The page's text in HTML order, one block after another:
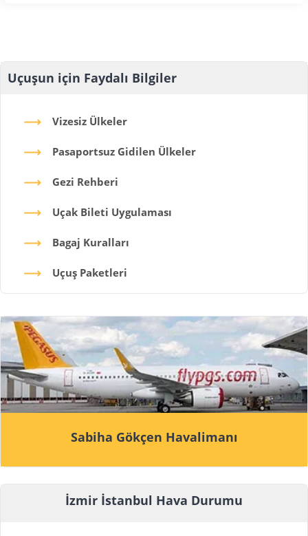
Uçuşun için Faydalı Bilgiler
Vizesiz Ülkeler
Pasaportsuz Gidilen Ülkeler
Gezi Rehberi
Uçak Bileti Uygulaması
Bagaj Kuralları
Uçuş Paketleri
Sabiha Gökçen Havalimanı
İzmir İstanbul Hava Durumu